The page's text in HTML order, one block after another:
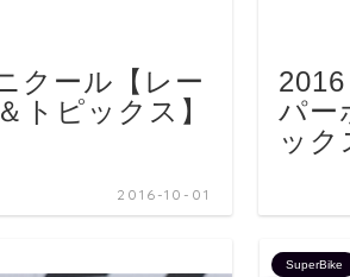
クール【レー
トピックス】
2016-10-01
パー
ック
SuperBike